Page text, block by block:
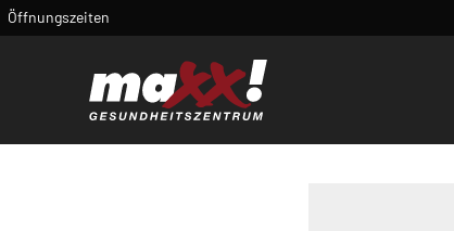
Öffnungszeiten